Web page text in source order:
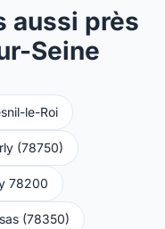
aussi près
Seine
le-Roi
(78750)
78200
(78350)